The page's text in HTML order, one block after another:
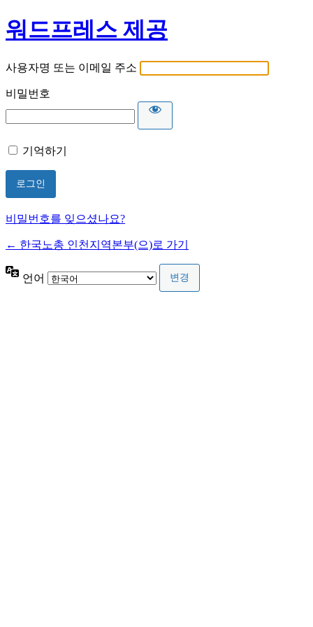
워드프레스 제공
사용자명 또는 이메일 주소
비밀번호
기억하기
비밀번호를 잊으셨나요?
← 한국노총 인천지역본부(으)로 가기
언어